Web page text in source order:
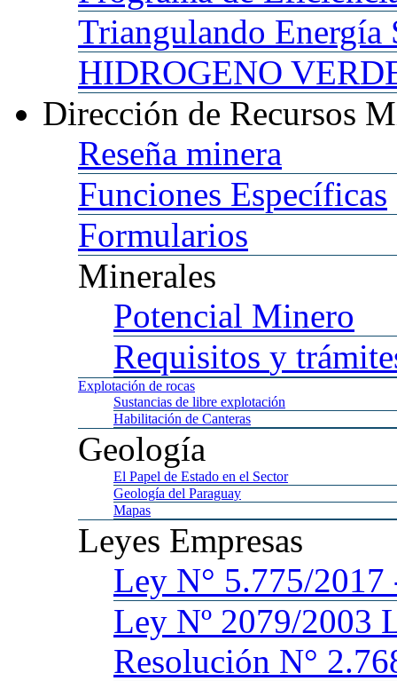
Triangulando Energía
HIDROGENO
Dirección de Recursos
Reseña minera
Funciones Específicas
Formularios
Minerales
Potencial Minero
Requisitos y
Explotación de rocas
Sustancias de libre explotación
Habilitación de Canteras
Geología
El Papel de Estado en el Sector
Geología del Paraguay
Mapas
Leyes Empresas
Ley N° 5.775/
Ley Nº 2079/2003
Resolución N°